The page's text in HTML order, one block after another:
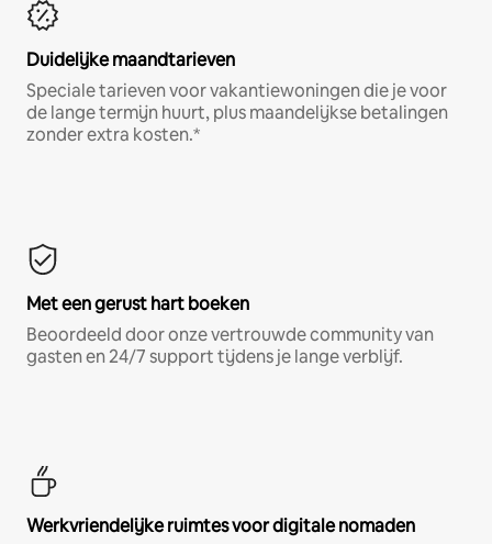
Duidelijke maandtarieven
Speciale tarieven voor vakantiewoningen die je voor
de lange termijn huurt, plus maandelijkse betalingen
zonder extra kosten.*
Met een gerust hart boeken
Beoordeeld door onze vertrouwde community van
gasten en 24/7 support tijdens je lange verblijf.
Werkvriendelijke ruimtes voor digitale nomaden